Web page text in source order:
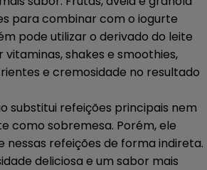
para combinar com o iogurte
pode utilizar o derivado do leite
shakes e smoothies,
e cremosidade no resultado
substitui refeições principais nem
como sobremesa. Porém, ele
refeições de forma indireta.
deliciosa e um sabor mais